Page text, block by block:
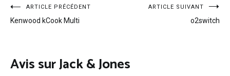
Navigation
de
ARTICLE PRÉCÉDENT
Kenwood kCook Multi
ARTICLE SUIVANT
o2switch
Avis sur Jack & Jones